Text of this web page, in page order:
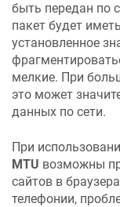
быть передан по
пакет будет
установленное
мелкие. При
это может
данных по сети.
При
MTU возможны
сайтов в
телефонии,